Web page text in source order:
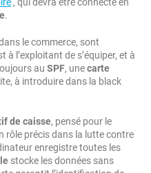
, qui devra être connecté en
.
le commerce, sont
à l’exploitant de s’équiper, et à
au SPF, unecarte
à introduire dans la black
de caisse, pensé pour le
rôle précis dans la lutte contre
enregistre toutes les
stocke les données sans